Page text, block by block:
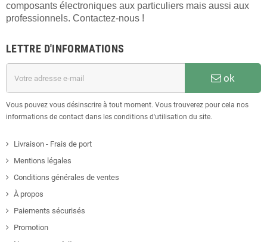
composants électroniques aux particuliers mais aussi aux
professionnels. Contactez-nous !
LETTRE D'INFORMATIONS
ok
Vous pouvez vous désinscrire à tout moment. Vous trouverez pour cela nos
informations de contact dans les conditions d'utilisation du site.
Livraison - Frais de port
Mentions légales
Conditions générales de ventes
À propos
Paiements sécurisés
Promotion